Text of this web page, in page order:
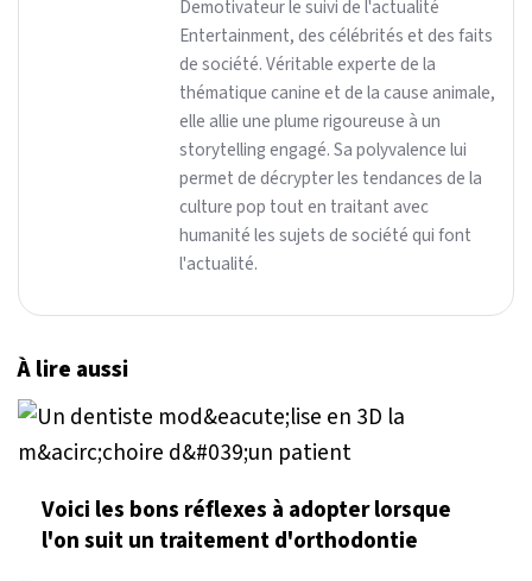
Demotivateur le suivi de l'actualité
Entertainment, des célébrités et des faits
de société. Véritable experte de la
thématique canine et de la cause animale,
elle allie une plume rigoureuse à un
storytelling engagé. Sa polyvalence lui
permet de décrypter les tendances de la
culture pop tout en traitant avec
humanité les sujets de société qui font
l'actualité.
À lire aussi
Voici les bons réflexes à adopter lorsque
l'on suit un traitement d'orthodontie